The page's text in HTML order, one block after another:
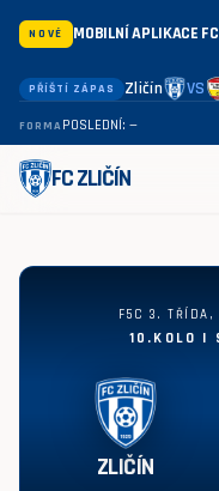
NOVÉ MOBILNÍ APLIKACE
PŘÍŠTÍ ZÁPAS Zličín VS
FORMAPOSLEDNÍ: —
FC ZLIČÍN
Zličín - FAAZ Praha
F5C 3. TŘÍDA,
10.KOLO
ZLIČÍN